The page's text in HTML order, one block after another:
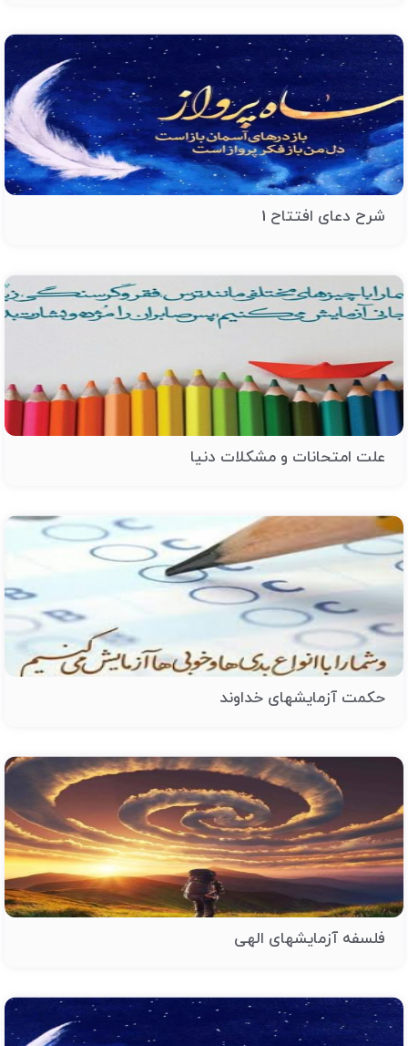
شرح دعای افتتاح 1
علت امتحانات و مشکلات دنیا
حکمت آزمایشهای خداوند
فلسفه آزمایشهای الهی